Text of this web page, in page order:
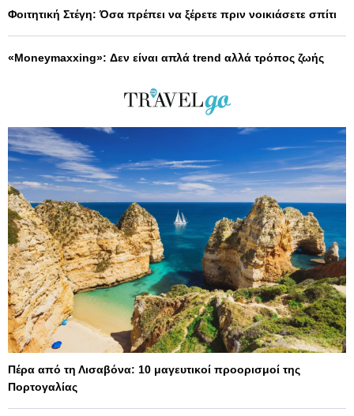
Φοιτητική Στέγη: Όσα πρέπει να ξέρετε πριν νοικιάσετε σπίτι
«Moneymaxxing»: Δεν είναι απλά trend αλλά τρόπος ζωής
Πέρα από τη Λισαβόνα: 10 μαγευτικοί προορισμοί της
Πορτογαλίας